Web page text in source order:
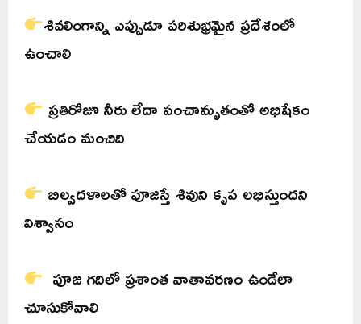
శివలింగాన్ని ఎప్పుడూ పరిశుభ్రమైన ప్రదేశంలో
ఉంచాలి
ప్రతిరోజూ నీరు లేదా పంచామృతంతో అభిషేకం
చేయడం మంచిది
బిల్వదళాలతో పూజిస్తే శివుని కృప లభిస్తుందని
విశ్వాసం
పూజ గదిలో ప్రశాంత వాతావరణం ఉండేలా
చూసుకోవాలి